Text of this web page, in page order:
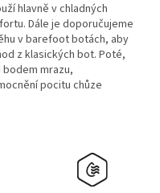
hlavně v chladných
Dále je doporučujeme
v barefoot botách, aby
z klasických bot. Poté,
mrazu,
pocitu chůze